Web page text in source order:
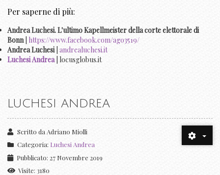
Per saperne di più:
Andrea Luchesi. L'ultimo Kapellmeister della corte elettorale di
Bonn| https://www.facebook.com/ago3519/
Andrea Luchesi| andrealuchesi.it
Luchesi Andrea| locusglobus.it
LUCHESI ANDREA
Scritto da Adriano Miolli
Categoria: Luchesi Andrea
Pubblicato: 27 Novembre 2019
Visite: 3180